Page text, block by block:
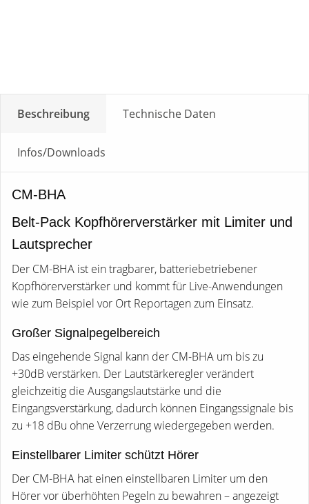
Beschreibung Technische Daten
Infos/Downloads
CM-BHA
Belt-Pack Kopfhörerverstärker mit Limiter und
Lautsprecher
Der CM-BHA ist ein tragbarer, batteriebetriebener
Kopfhörerverstärker und kommt für Live-Anwendungen
wie zum Beispiel vor Ort Reportagen zum Einsatz.
Großer Signalpegelbereich
Das eingehende Signal kann der CM-BHA um bis zu
+30dB verstärken. Der Lautstärkeregler verändert
gleichzeitig die Ausgangslautstärke und die
Eingangsverstärkung, dadurch können Eingangssignale bis
zu +18 dBu ohne Verzerrung wiedergegeben werden.
Einstellbarer Limiter schützt Hörer
Der CM-BHA hat einen einstellbaren Limiter um den
Hörer vor überhöhten Pegeln zu bewahren – angezeigt